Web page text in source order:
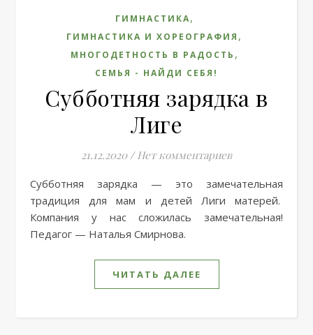
ГИМНАСТИКА,
ГИМНАСТИКА И ХОРЕОГРАФИЯ ,
МНОГОДЕТНОСТЬ В РАДОСТЬ ,
СЕМЬЯ - НАЙДИ СЕБЯ!
Субботняя зарядка в
Лиге
21.12.2020 / Нет комментариев
Субботняя зарядка — это замечательная
традиция для мам и детей Лиги матерей.
Компания у нас сложилась замечательная!
Педагог — Наталья Смирнова.
ЧИТАТЬ ДАЛЕЕ